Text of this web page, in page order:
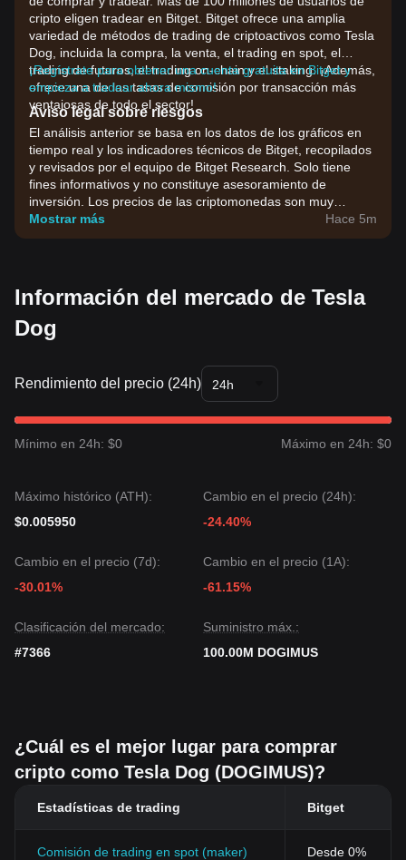
cripto eligen tradear en Bitget. Bitget ofrece una amplia
variedad de métodos de trading de criptoactivos como Tesla
Dog, incluida la compra, la venta, el trading en spot, el
trading de futuros, el trading on-chain y el staking. ¡Además,
ofrece una de las tasas de comisión por transacción más
ventajosas de todo el sector!
¡Regístrate para obtener una cuenta gratuita en Bitget y
empieza a tradear ahora mismo!
Aviso legal sobre riesgos
El análisis anterior se basa en los datos de los gráficos en
tiempo real y los indicadores técnicos de Bitget, recopilados
y revisados por el equipo de Bitget Research. Solo tiene
fines informativos y no constituye asesoramiento de
inversión. Los precios de las criptomonedas son muy
volátiles. Toma tus decisiones de inversión en función de tu
tolerancia al riesgo.
Mostrar más Hace 5m
Información del mercado de Tesla
Dog
Rendimiento del precio (24h) 24h
Mínimo en 24h: $0 Máximo en 24h: $0
Máximo histórico (ATH):
$0.005950
Cambio en el precio (24h):
-24.40%
Cambio en el precio (7d):
-30.01%
Cambio en el precio (1A):
-61.15%
Clasificación del mercado:
#7366
Suministro máx.:
100.00M DOGIMUS
¿Cuál es el mejor lugar para comprar
cripto como Tesla Dog (DOGIMUS)?
Estadísticas de trading Bitget
Comisión de trading en spot (maker) Desde 0%